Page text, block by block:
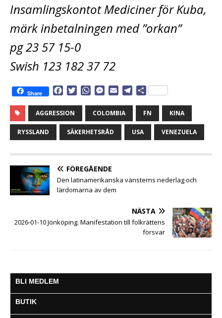
Insamlingskontot Mediciner för Kuba,
märk inbetalningen med ”orkan”
pg 23 57 15-0
Swish 123 182 37 72
Share
c
e
b
o
t
t
e
W
a
t
s
A
M
s
s
e
n
r
a
i
e
g
r
D
l
a
AGGRESSION COLOMBIA FN KINA
RYSSLAND SÄKERHETSRÅD USA VENEZUELA
FÖREGÅENDE
Den latinamerikanska vänsterns nederlag och
lärdomarna av dem
NÄSTA
2026-01-10 Jönköping. Manifestation till folkrättens
försvar
BLI MEDLEM
BUTIK